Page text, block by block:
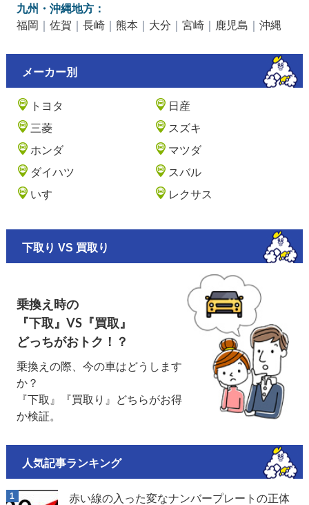
九州・沖縄地方：
福岡 ｜ 佐賀 ｜ 長崎｜ 熊本 ｜ 大分 ｜ 宮崎｜ 鹿児島 ｜ 沖縄
メーカー別
トヨタ
日産
三菱
スズキ
ホンダ
マツダ
ダイハツ
スバル
いすゞ
レクサス
下取り VS 買取り
乗換え時の
『下取』VS『買取』
どっちがおトク！？
乗換えの際、今の車はどうします
か？
『下取』『買取り』どちらがお得
か検証。
人気記事ランキング
赤い線の入った変なナンバープレートの正体